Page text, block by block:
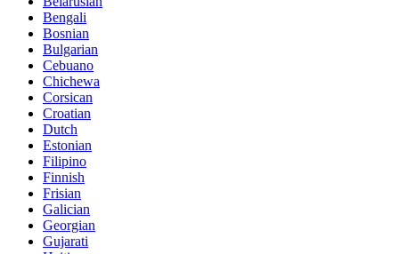
Bengali
Bosnian
Bulgarian
Cebuano
Chichewa
Corsican
Croatian
Dutch
Estonian
Filipino
Finnish
Frisian
Galician
Georgian
Gujarati